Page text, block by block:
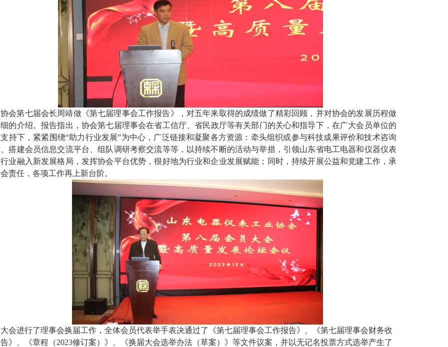
协会第七届会长周靖做《第七届理事会工作报告》，对五年来取得的成绩做了精彩回顾 ， 并对协会的发展历程做
的介绍。报告指出，协会第七届理事会在省工信厅、省民政厅等有关部门的关心和指导下，在广大会员单位的
持下，紧紧围绕“助力行业发展”为中心，广泛链接和凝聚各方资源：牵头组织或参与科技成果评价和技术咨询
搭建会员信息交流平台、组队调研考察交流等等，以持续不断的活动与举措，引领山东省电工电器和仪器仪表
行业融入新发展格局，发挥协会平台优势，很好地为行业和企业发展赋能；同时，持续开展公益和党建工作，承
责任 ， 各项工作再上新台阶。
大会进行了理事会换届工作，全体会员代表举手表决通过了《第七届理事会工作报告》、《第七届理事会财务收
》、《章程（2023修订案）》、《换届大会选举办法（草案）》等文件议案，并以无记名投票方式选举产生了